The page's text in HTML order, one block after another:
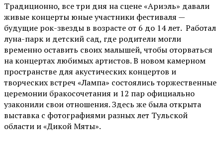
Традиционно, все три дня на сцене«Ариэль» давали
живые концерты юные участники фестиваля —
будущие рок-звезды в возрасте от 6 до 14 лет. Работал
луна-парк и детский сад, где родители могли
временно оставить своих малышей, чтобы оторваться
на концертах любимых артистов. В новом камерном
пространстве для акустических концертов и
творческих встреч «Лампа» состоялись торжественные
церемонии бракосочетания и 12 пар официально
узаконили свои отношения. Здесь же была открыта
выставка с фотографиями разных лет Тульской
области и «Дикой Мяты».